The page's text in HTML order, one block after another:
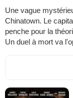
Une vague
Chinatown. Le
penche pour la
Un duel à mort va